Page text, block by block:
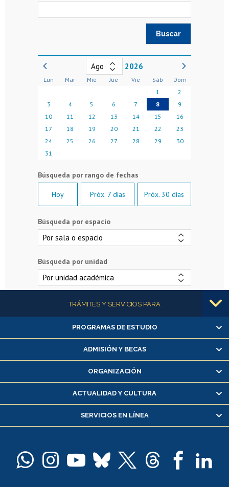
2026
Lun Mar Mié Jue Vie Sáb
Dom
1
2
3
4 5 6 7 8
9
10
11 12 13 14 15
16
17
18 19 20 21 22
23
24
25 26 27 28 29
30
31
Hoy Próx. 7 días Próx. 30 días
Búsqueda por espacio
Búsqueda por unidad
Más informaciónTRÁMITES Y SERVICIOS PARA
Alumnas/os y exalumnas/os
Matrícula en línea
Inscripción y cambio de asignaturas
Consulta y certificado de notas
Servicio médico y dental
Pago de arancel y crédito alumnos
Docentes
PROGRAMAS DE ESTUDIO
ADMISIÓN Y BECAS
ORGANIZACIÓN
ACTUALIDAD Y CULTURA
SERVICIOS EN LÍNEA